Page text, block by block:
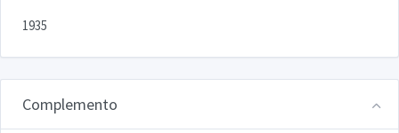
1935
Complemento